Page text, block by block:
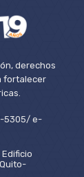
derechos
fortalecer
5305/ e-